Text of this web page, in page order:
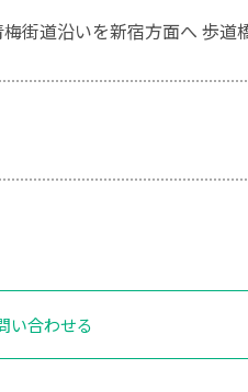
街道沿いを新宿方面へ 歩道
い合わせる